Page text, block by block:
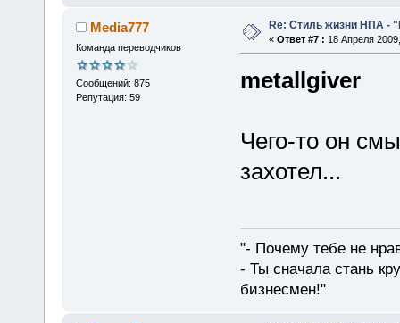
Media777
Команда переводчиков
Сообщений: 875
Репутация: 59
Re: Стиль жизни НПА -
« Ответ #7 : 18 Апреля
metallgiver
Чего-то он
захотел...
"- Почему тебе не
- Ты сначала стань
бизнесмен!"